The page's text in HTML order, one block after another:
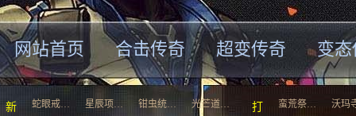
网站首页 合击传奇 超变传奇 变
新
蛇眼戒… 星辰项… 钳虫统…
光芒道…
打
蛮荒祭…
沃玛